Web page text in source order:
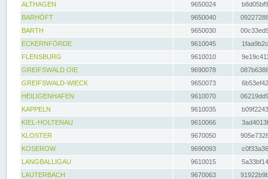
ALTHAGEN
9650024
BARHÖFT
9650040
BARTH
9650030
ECKERNFÖRDE
9610045
FLENSBURG
9610010
GREIFSWALD OIE
9690078
GREIFSWALD-WIECK
9650073
HEILIGENHAFEN
9610070
KAPPELN
9610035
KIEL-HOLTENAU
9610066
KLOSTER
9670050
KOSEROW
9690093
LANGBALLIGAU
9610015
LAUTERBACH
9670063